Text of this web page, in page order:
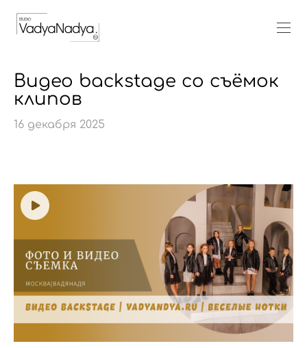
Видео backstage со съёмок
клипов
16 декабря 2025